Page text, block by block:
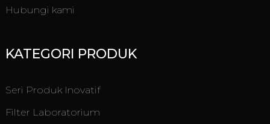
Hubungi kami
KATEGORI PRODUK
Seri Produk Inovatif
Filter Laboratorium